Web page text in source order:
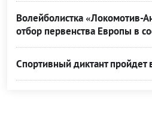
Волейболистка «Локомотив-
отбор первенства Европы в
Спортивный диктант пройдет